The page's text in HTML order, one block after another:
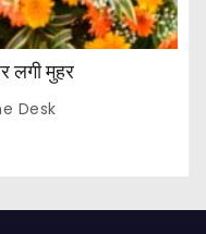
लगी मुहर
Desk